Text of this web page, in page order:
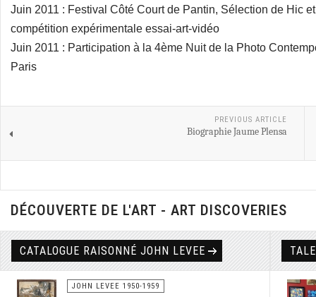
Juin 2011 : Festival Côté Court de Pantin, Sélection de Hic
compétition expérimentale essai-art-vidéo
Juin 2011 : Participation à la 4ème Nuit de la Photo
Paris
PREVIOUS ARTICLE
Biographie Jaume Plensa
DÉCOUVERTE DE L'ART - ART DISCOVERIES
CATALOGUE RAISONNÉ JOHN LEVEE
JOHN LEVEE 1950-1959